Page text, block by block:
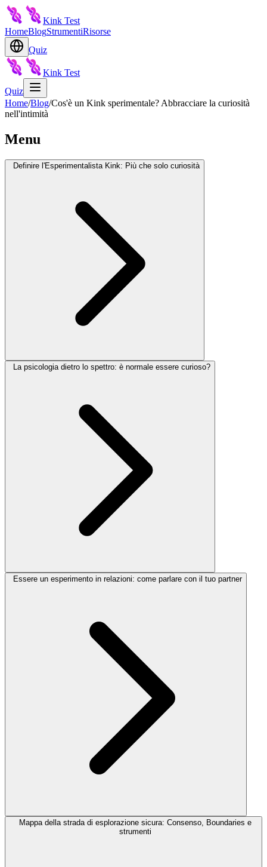
Kink Test
HomeBlogStrumentiRisorse
Quiz
Kink Test
Quiz
Home/Blog/Cos'è un Kink sperimentale? Abbracciare la curiosità
nell'intimità
Menu
Definire l'Esperimentalista Kink: Più che solo curiosità
La psicologia dietro lo spettro: è normale essere curioso?
Essere un esperimento in relazioni: come parlare con il tuo partner
Mappa della strada di esplorazione sicura: Consenso, Boundaries e
strumenti